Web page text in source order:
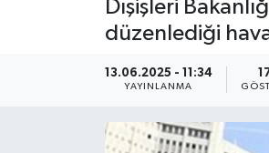
Dışişleri
düzenlediği hava
13.06.2025 - 11:34
YAYINLANMA
Magazin
Resmi İlanlar
Haber Arşivi